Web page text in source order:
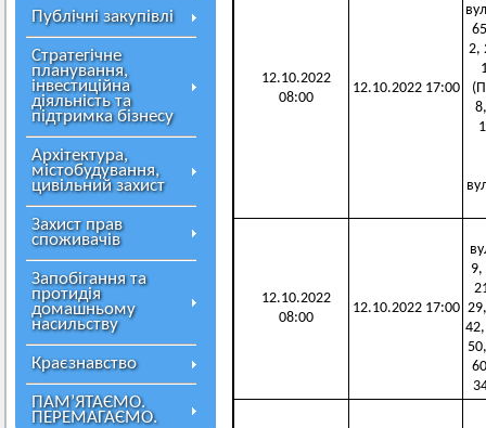
Публічні закупівлі
Стратегічне
планування,
інвестиційна
діяльність та
підтримка бізнесу
Архітектура,
містобудування,
цивільний захист
Захист прав
споживачів
Запобігання та
протидія
домашньому
насильству
Краєзнавство
ПАМ’ЯТАЄМО.
ПЕРЕМАГАЄМО.
12.10.2022
08:00
12.10.2022 17:00
2,
12.10.2022
08:00
12.10.2022 17:00
9,